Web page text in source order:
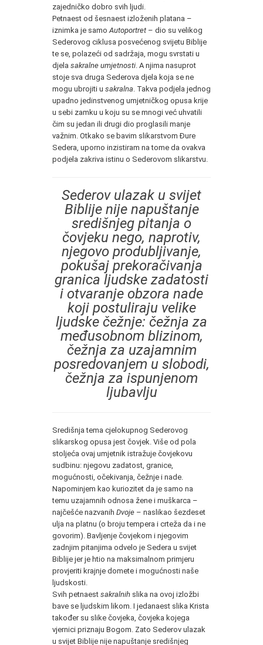
zajedničko dobro svih ljudi.
Petnaest od šesnaest izloženih platana –
iznimka je samo Autoportret – dio su velikog
Sederovog ciklusa posvećenog svijetu Biblije
te se, polazeći od sadržaja, mogu svrstati u
djela sakralne umjetnosti . A njima nasuprot
stoje sva druga Sederova djela koja se ne
mogu ubrojiti u sakralna . Takva podjela jednog
upadno jedinstvenog umjetničkog opusa krije
u sebi zamku u koju su se mnogi već uhvatili
čim su jedan ili drugi dio proglasili manje
važnim. Otkako se bavim slikarstvom Đure
Sedera, uporno inzistiram na tome da ovakva
podjela zakriva istinu o Sederovom slikarstvu.
Sederov ulazak u svijet
Biblije nije napuštanje
središnjeg pitanja o
čovjeku nego, naprotiv,
njegovo produbljivanje,
pokušaj prekoračivanja
granica ljudske zadatosti
i otvaranje obzora nade
koji postuliraju velike
ljudske čežnje: čežnja za
međusobnom blizinom,
čežnja za uzajamnim
posredovanjem u slobodi,
čežnja za ispunjenom
ljubavlju
Središnja tema cjelokupnog Sederovog
slikarskog opusa jest čovjek. Više od pola
stoljeća ovaj umjetnik istražuje čovjekovu
sudbinu: njegovu zadatost, granice,
mogućnosti, očekivanja, čežnje i nade.
Napominjem kao kuriozitet da je samo na
temu uzajamnih odnosa žene i muškarca –
najčešće nazvanih Dvoje – naslikao šezdeset
ulja na platnu (o broju tempera i crteža da i ne
govorim). Bavljenje čovjekom i njegovim
zadnjim pitanjima odvelo je Sedera u svijet
Biblije jer je htio na maksimalnom primjeru
provjeriti krajnje domete i mogućnosti naše
ljudskosti.
Svih petnaest sakralnih slika na ovoj izložbi
bave se ljudskim likom. I jedanaest slika Krista
također su slike čovjeka, čovjeka kojega
vjernici priznaju Bogom. Zato Sederov ulazak
u svijet Biblije nije napuštanje središnjeg